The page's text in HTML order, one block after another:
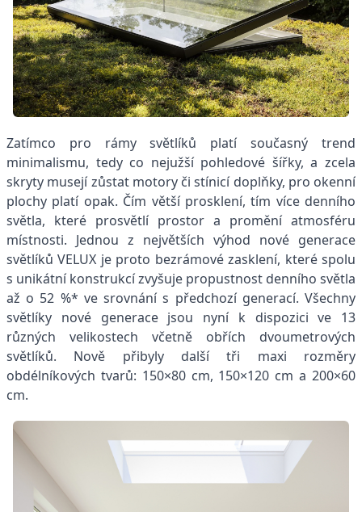
Zatímco pro rámy světlíků platí současný trend
minimalismu, tedy co nejužší pohledové šířky, a zcela
skryty musejí zůstat motory či stínicí doplňky, pro okenní
plochy platí opak. Čím větší prosklení, tím více denního
světla, které prosvětlí prostor a promění atmosféru
místnosti. Jednou z největších výhod nové generace
světlíků VELUX je proto bezrámové zasklení, které spolu
s unikátní konstrukcí zvyšuje propustnost denního světla
až o 52 %* ve srovnání s předchozí generací. Všechny
světlíky nové generace jsou nyní k dispozici ve 13
různých velikostech včetně obřích dvoumetrových
světlíků. Nově přibyly další tři maxi rozměry
obdélníkových tvarů: 150×80 cm, 150×120 cm a 200×60
cm.